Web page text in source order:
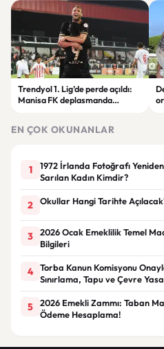
Trendyol 1. Lig’de perde açıldı:
Manisa FK deplasmanda
EN ÇOK OKUNANLAR
1
1972 İrlanda Fotoğrafı
Sarılan Kadın Kimdir?
2 Okullar Hangi Tarihte
3
2026 Ocak Emeklilik Temel
Bilgileri
4
Torba Kanun Komisyonu
Sınırlama, Tapu ve Çevre
5
2026 Emekli Zammı: Taban
Ödeme Hesaplama!